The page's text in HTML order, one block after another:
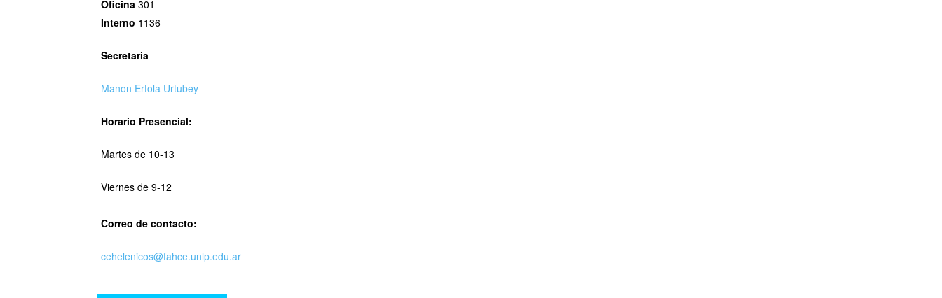
Oficina 301
Interno 1136
Secretaria
Manon Ertola Urtubey
Horario Presencial:
Martes de 10-13
Viernes de 9-12
Correo de contacto:
cehelenicos@fahce.unlp.edu.ar